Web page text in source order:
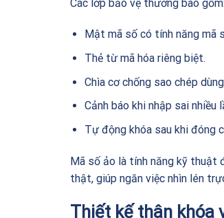
Các lớp bảo vệ thường bao gồm:
Mật mã số có tính năng mã
Thẻ từ mã hóa riêng biệt.
Chìa cơ chống sao chép
Cảnh báo khi nhập sai nhiều
Tự động khóa sau khi đóng
Mã số ảo là tính năng kỹ thuật
thật, giúp ngăn việc nhìn lén
Thiết kế thân khóa